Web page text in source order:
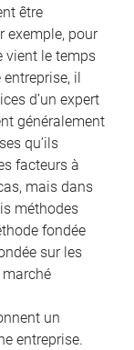
être
exemple, pour
vient le temps
il
d’un expert
généralement
qu’ils
facteurs à
mais dans
méthodes
fondée
sur les
un
entreprise.